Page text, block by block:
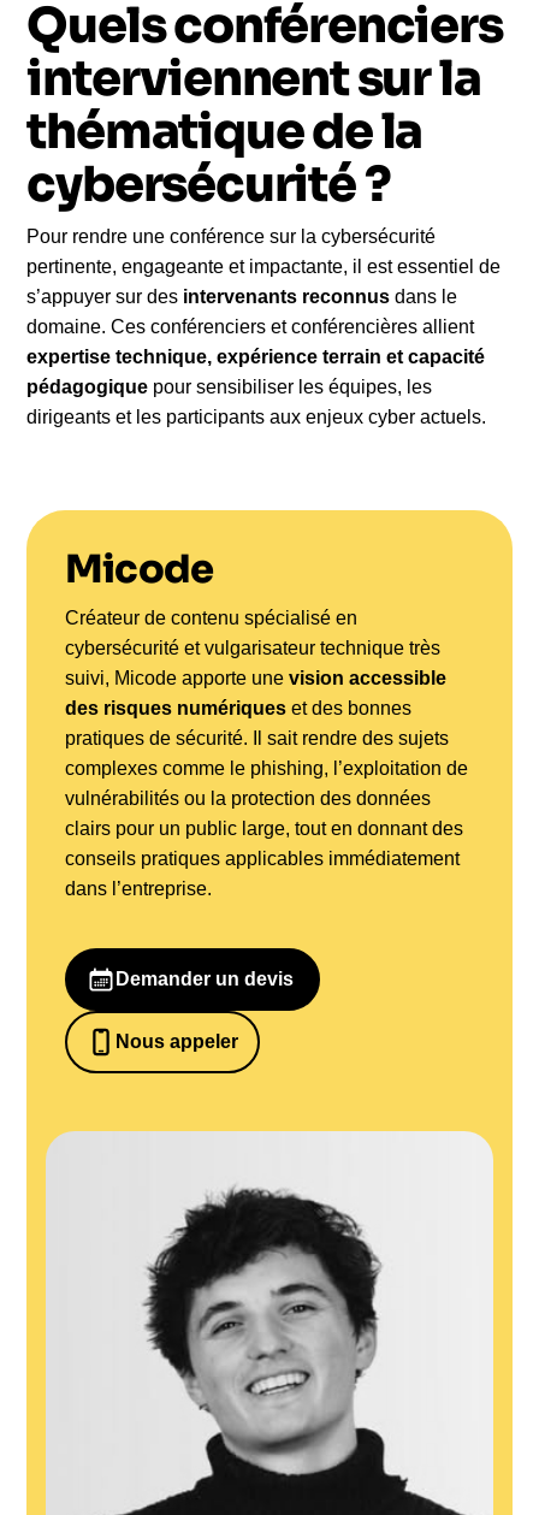
équipes et participants à mieux comprendre les
menaces cyber, à renforcer la sécurité des systèmes
informatiques et à adopter les bons comportements
pour protéger durablement les données, les outils
numériques et la vie de l’entreprise.L’échange
avec le conférencier favorise une utilisation plus
efficace des technologies, apporte des réponses
concrètes aux besoins identifiés et transforme la
cybersécurité en une opportunité stratégique de
défense, de mise en conformité et de
performance.
Grâce à une expertise professionnelle reconnue,
une approche large des enjeux et des mesures
adaptées, la conférence devient un partenaire clé
pour accompagner les entreprises dans la mise en
contacter un intervenant spécialisé afin de construire
spécifiques de l’organisation.
Quels conférenciers
interviennent sur la
thématique de la
cybersécurité ?
Pour rendre une conférence sur la cybersécurité
pertinente, engageante et impactante, il est essentiel de
s’appuyer sur des intervenants reconnus dans le
domaine. Ces conférenciers et conférencières allient
expertise technique, expérience terrain et capacité
pédagogique pour sensibiliser les équipes, les
dirigeants et les participants aux enjeux cyber actuels.
Micode
Créateur de contenu spécialisé en
cybersécurité et vulgarisateur technique très
suivi, Micode apporte unevision accessible
des risques numériques et des bonnes
pratiques de sécurité. Il sait rendre des sujets
complexes comme le phishing, l’exploitation de
vulnérabilités ou la protection des données
clairs pour un public large, tout en donnant des
conseils pratiques applicables immédiatement
dans l’entreprise.
Demander un devis
Nous appeler
0652698481